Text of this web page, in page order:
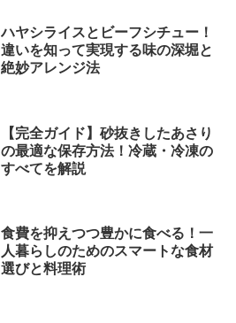
ハヤシライスとビーフシチュー！
違いを知って実現する味の深堀と
絶妙アレンジ法
【完全ガイド】砂抜きしたあさり
の最適な保存方法！冷蔵・冷凍の
すべてを解説
食費を抑えつつ豊かに食べる！一
人暮らしのためのスマートな食材
選びと料理術